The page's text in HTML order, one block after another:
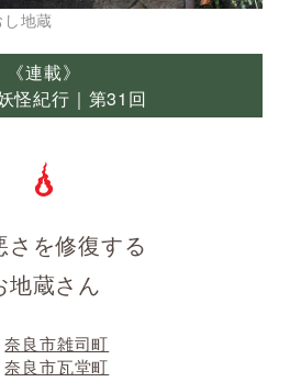
地蔵
《連載》
怪紀行｜第31回
さを修復する
地蔵さん
奈良市雑司町
奈良市瓦堂町